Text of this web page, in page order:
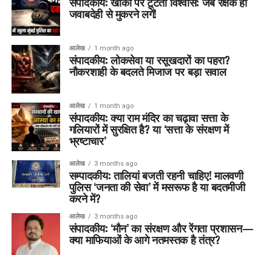
जवाबदेही से मुकरने लगें!
आलेख 1 month ago
संपादकीय: लोकसेवा या रसूखदारों का पहरा?
नौकरशाही के बदलते मिजाज पर बड़ा सवाल
आलेख 1 month ago
संपादकीय: क्या राम मंदिर का चढ़ावा सत्ता के
गलियारों में सुरक्षित है? या ‘सत्ता के संरक्षण में
भ्रष्टाचार’
आलेख 3 months ago
सम्पादकीय: तालियां बजती रहनी चाहिए! मालवणी
पुलिस ‘जनता की सेवा’ में मसरूफ है या बदतमीजी
करने में?
आलेख 3 months ago
संपादकीय: ‘मौन’ का संरक्षण और रेंगता प्रशासन—
क्या माफियाओं के आगे नतमस्तक है तंत्र?